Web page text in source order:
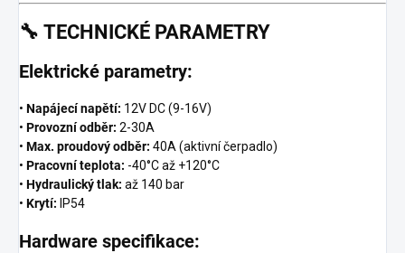
🔧 TECHNICKÉ PARAMETRY
Elektrické parametry:
• Napájecí napětí: 12V DC (9-16V)
• Provozní odběr: 2-30A
• Max. proudový odběr: 40A (aktivní čerpadlo)
• Pracovní teplota: -40°C až +120°C
• Hydraulický tlak: až 140 bar
• Krytí: IP54
Hardware specifikace: